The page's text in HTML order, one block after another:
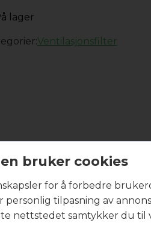
lager
Ventilasjonsfilter
Produktbeskrivelse
inneholder et
Alle filtersett har minimum
inneklima. I svært
bruker cookies
for å forbedre
tilpasning av
nettstedet samtykker du til